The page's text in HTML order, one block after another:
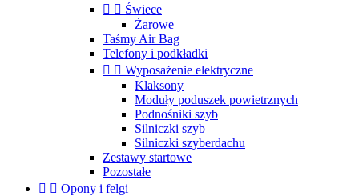
  Świece
Żarowe
Taśmy Air Bag
Telefony i podkładki
  Wyposażenie elektryczne
Klaksony
Moduły poduszek powietrznych
Podnośniki szyb
Silniczki szyb
Silniczki szyberdachu
Zestawy startowe
Pozostałe
  Opony i felgi